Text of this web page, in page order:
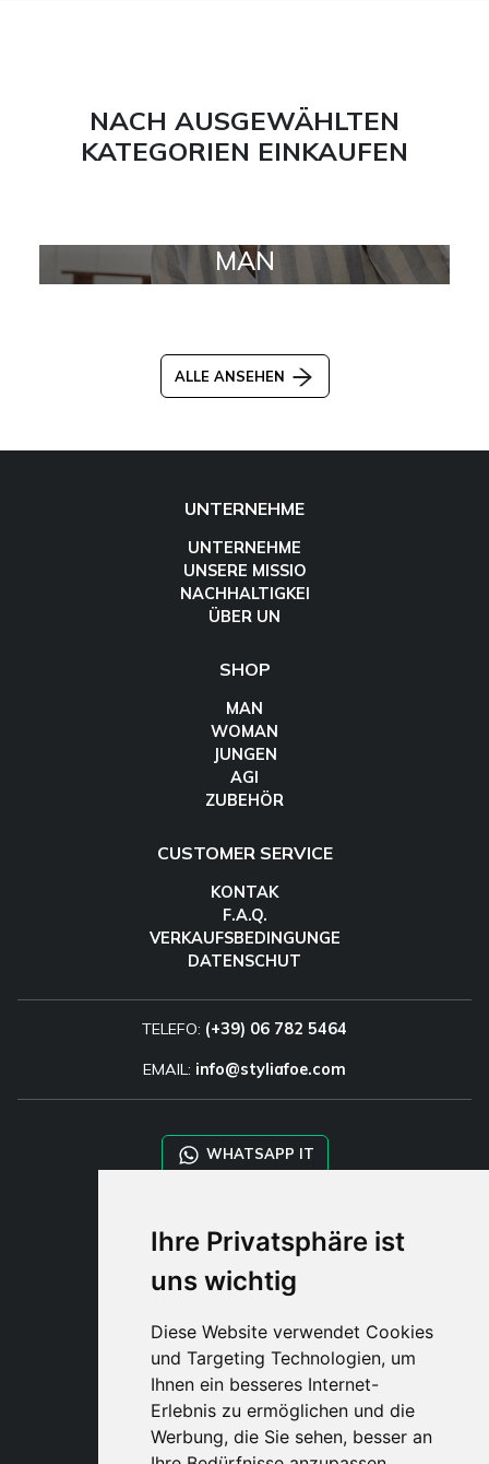
Ihre Privatsphäre ist
uns wichtig
Diese Website verwendet Cookies
und Targeting Technologien, um
Ihnen ein besseres Internet-
Erlebnis zu ermöglichen und die
Werbung, die Sie sehen, besser an
NACH AUSGEWÄHLTEN
KATEGORIEN EINKAUFEN
MAN
ALLE ANSEHEN
UNTERNEHME
UNTERNEHME
UNSERE MISSIO
NACHHALTIGKEI
ÜBER UN
SHOP
MAN
WOMAN
JUNGEN
AGI
ZUBEHÖR
CUSTOMER SERVICE
KONTAK
F.A.Q.
VERKAUFSBEDINGUNGE
DATENSCHUT
TELEFO: (+39) 06 782 5464
EMAIL: info@styliafoe.com
WHATSAPP IT
STYLIA SERVICES
SHOP B2B
TAYLOR MADE ORDERS
DROPSHIPPING
BENUTZE
REGISTRIERE